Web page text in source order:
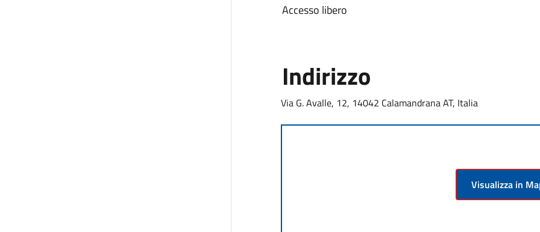
Accesso libero
Indirizzo
Via G. Avalle, 12, 14042 Calamandrana AT, Italia
Visualizza in